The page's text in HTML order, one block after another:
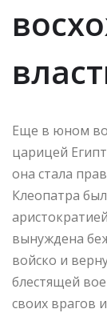
Еще в юном
царицей
она стала
Клеопатра
вынуждена
войско и
блестящей
своих врагов